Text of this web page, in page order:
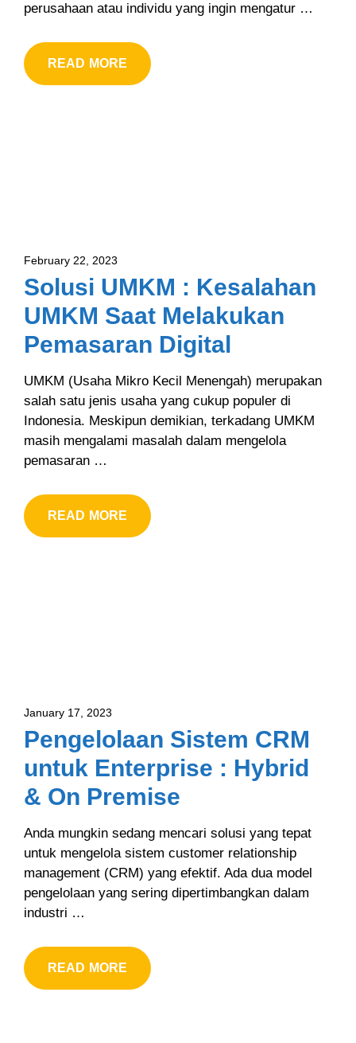
perusahaan atau individu yang ingin mengatur …
READ MORE
February 22, 2023
Solusi UMKM : Kesalahan
UMKM Saat Melakukan
Pemasaran Digital
UMKM (Usaha Mikro Kecil Menengah) merupakan
salah satu jenis usaha yang cukup populer di
Indonesia. Meskipun demikian, terkadang UMKM
masih mengalami masalah dalam mengelola
pemasaran …
READ MORE
January 17, 2023
Pengelolaan Sistem CRM
untuk Enterprise : Hybrid
& On Premise
Anda mungkin sedang mencari solusi yang tepat
untuk mengelola sistem customer relationship
management (CRM) yang efektif. Ada dua model
pengelolaan yang sering dipertimbangkan dalam
industri …
READ MORE